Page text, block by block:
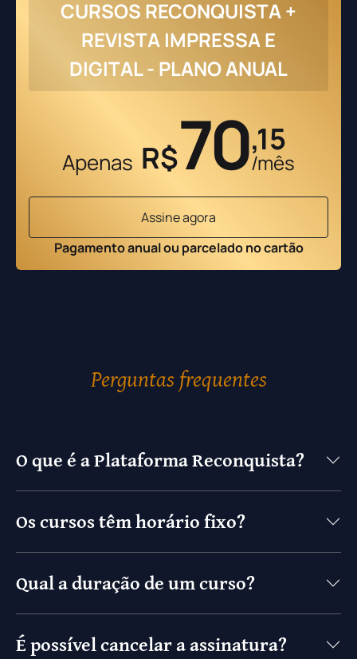
CURSOS RECONQUISTA +
REVISTA IMPRESSA E
DIGITAL - PLANO ANUAL
Apenas R$70,15
/mês
Assine agora
Pagamento anual ou parcelado no cartão
Perguntas frequentes
O que é a Plataforma Reconquista?
Os cursos têm horário fixo?
Qual a duração de um curso?
É possível cancelar a assinatura?